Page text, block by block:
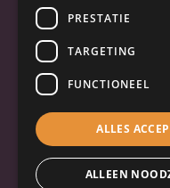
Annuleren of
Over TrueBase
Over TrueBase
Privacy en
Algemene
Reviews van klanten
PRESTATIE
TARGETING
FUNCTIONEEL
ALLES
ALLEEN